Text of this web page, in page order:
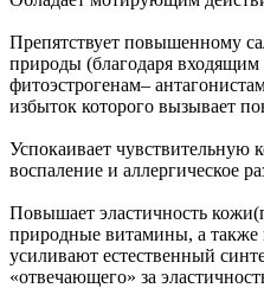
Препятствует повышенному
природы (благодаря входящим
фитоэстрогенам–
избыток которого вызывает
Успокаивает чувствительную
воспаление и аллергическое
Повышает эластичность
природные витамины, а
усиливают естественный
«отвечающего» за